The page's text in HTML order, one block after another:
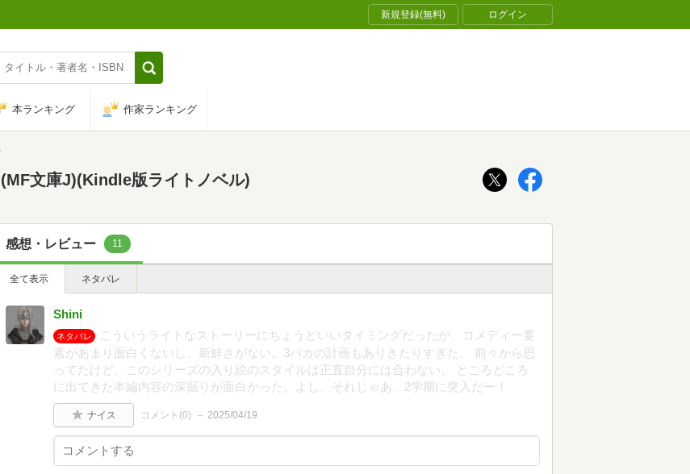
新規登録(無料) ログイン
本ランキング 作家ランキング
文庫J)(Kindle版ライトノベル)
感想・レビュー 11
全て表示 ネタバレ
Shini
ネタバレ
こういうライトなストーリーにちょうどいいタイミングだったが、コメディー要
素があまり面白くないし、新鮮さがない。3バカの計画もありきたりすぎた。 前々から思
ってたけど、このシリーズの入り絵のスタイルは正直自分には合わない。 ところどころ
に出てきた本編内容の深掘りが面白かった。よし、それじゃあ、2学期に突入だー！
ナイス コメント(0) 2025/04/19